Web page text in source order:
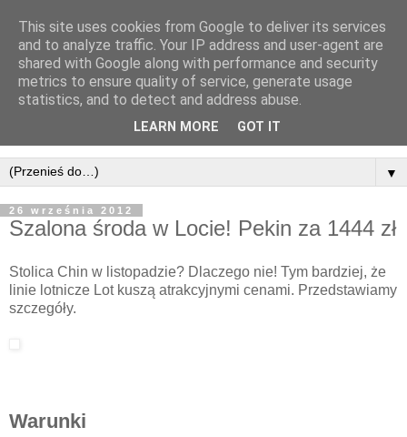
▼
26 września 2012
Szalona środa w Locie! Pekin za 1444 zł
Stolica Chin w listopadzie? Dlaczego nie! Tym bardziej, że
linie lotnicze Lot kuszą atrakcyjnymi cenami. Przedstawiamy
szczegóły.
Warunki
This site uses cookies from Google to deliver its services
and to analyze traffic. Your IP address and user-agent are
shared with Google along with performance and security
metrics to ensure quality of service, generate usage
statistics, and to detect and address abuse.
LEARN MORE GOT IT